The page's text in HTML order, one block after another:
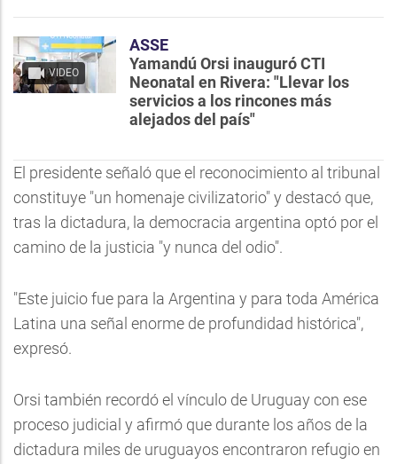
VIDEO
ASSE
Yamandú Orsi inauguró CTI
Neonatal en Rivera: "Llevar los
servicios a los rincones más
alejados del país"
El presidente señaló que el reconocimiento al tribunal
constituye "un homenaje civilizatorio" y destacó que,
tras la dictadura, la democracia argentina optó por el
camino de la justicia "y nunca del odio".
"Este juicio fue para la Argentina y para toda América
Latina una señal enorme de profundidad histórica",
expresó.
Orsi también recordó el vínculo de Uruguay con ese
proceso judicial y afirmó que durante los años de la
dictadura miles de uruguayos encontraron refugio en